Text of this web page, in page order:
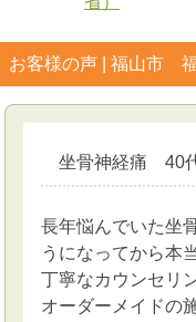
お客様の声 | 福山市
坐骨神経痛 40
長年悩んでいた坐
うになってから本
丁寧なカウンセリ
オーダーメイドの